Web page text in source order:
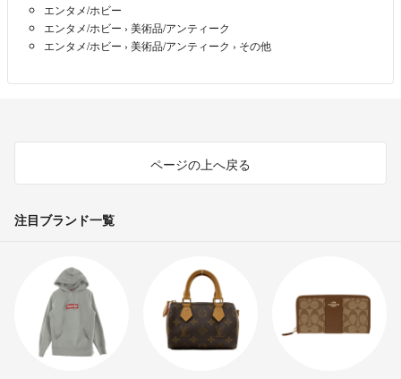
エンタメ/ホビー
エンタメ/ホビー › 美術品/アンティーク
エンタメ/ホビー › 美術品/アンティーク › その他
ページの上へ戻る
注目ブランド一覧